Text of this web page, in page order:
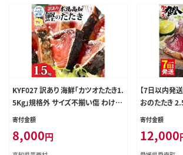
KYF027 訳あり 海鮮「カツオたたき1.
5Kg」規格外 サイズ不揃い傷 わけあ
り 人気 故郷納税 ランキング 本場 高
冷凍 カツオのタタキ 訳アリかつおの
タタキ【koyofr】【高知県共通返礼
寄付金額
8,000円
【7日以内発
おのたたき
のたたき カ
たき 鰹たたき
訳あり 訳アリ
寄付金額
12,000